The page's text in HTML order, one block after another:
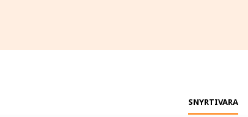
SNYRTIVARA